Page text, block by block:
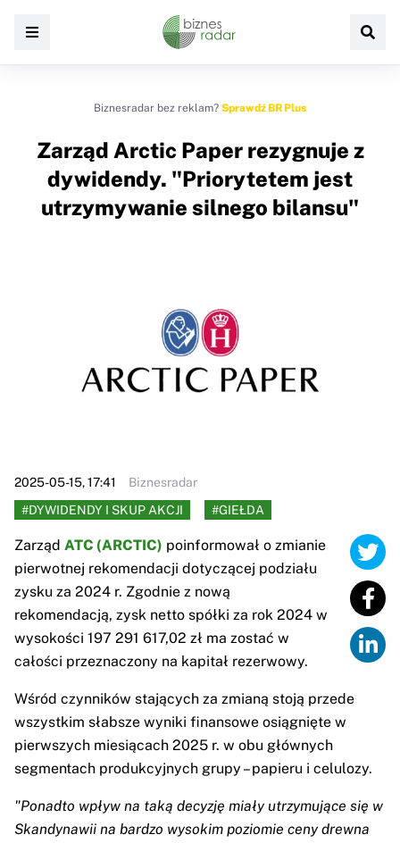
Biznesradar bez reklam? Sprawdź BR Plus
Zarząd Arctic Paper rezygnuje z
dywidendy. "Priorytetem jest
utrzymywanie silnego bilansu"
2025-05-15, 17:41
Biznesradar
#DYWIDENDY I SKUP AKCJI
#GIEŁDA
Zarząd ATC (ARCTIC) poinformował o zmianie
pierwotnej rekomendacji dotyczącej podziału
zysku za 2024 r. Zgodnie z nową
rekomendacją, zysk netto spółki za rok 2024 w
wysokości 197 291 617,02 zł ma zostać w
całości przeznaczony na kapitał rezerwowy.
Wśród czynników stających za zmianą stoją przede
wszystkim słabsze wyniki finansowe osiągnięte w
pierwszych miesiącach 2025 r. w obu głównych
segmentach produkcyjnych grupy – papieru i celulozy.
"Ponadto wpływ na taką decyzję miały utrzymujące się w
Skandynawii na bardzo wysokim poziomie ceny drewna